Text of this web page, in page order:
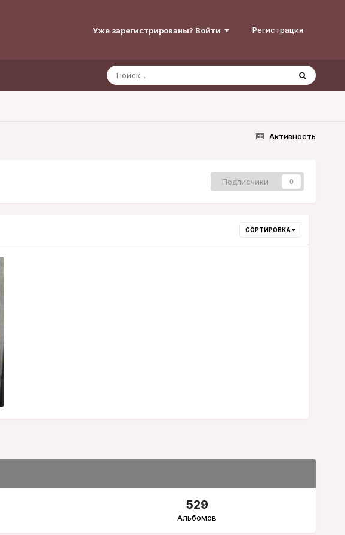
Уже зарегистрированы? Войти Регистрация
Активность
Подписчики 0
СОРТИРОВКА
529
Альбомов